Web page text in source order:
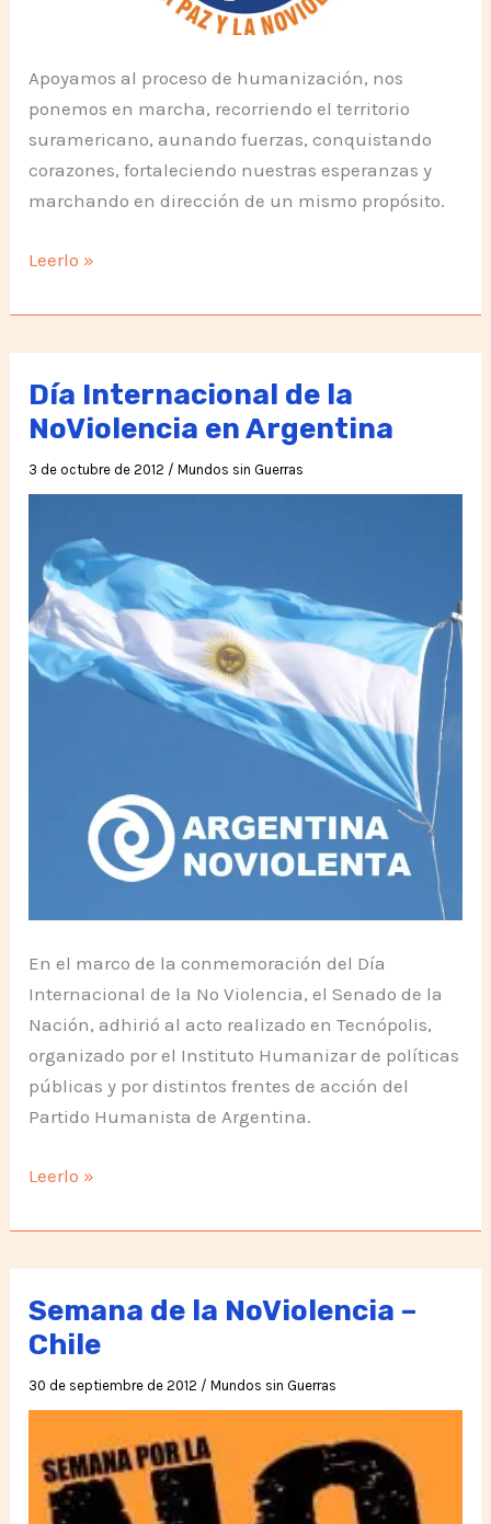
Apoyamos al proceso de humanización, nos
ponemos en marcha, recorriendo el territorio
suramericano, aunando fuerzas, conquistando
corazones, fortaleciendo nuestras esperanzas y
marchando en dirección de un mismo propósito.
1era
Suramericana
por
la
Paz
y
la
Leerlo »
Día Internacional de la
NoViolencia en Argentina
3 de octubre de 2012 /Mundos sin Guerras
En el marco de la conmemoración del Día
Internacional de la No Violencia, el Senado de la
Nación, adhirió al acto realizado en Tecnópolis,
organizado por el Instituto Humanizar de políticas
públicas y por distintos frentes de acción del
Partido Humanista de Argentina.
Día
de
la
NoViolencia
en
Argentina
Leerlo »
Semana de la NoViolencia –
Chile
30 de septiembre de 2012 /Mundos sin Guerras